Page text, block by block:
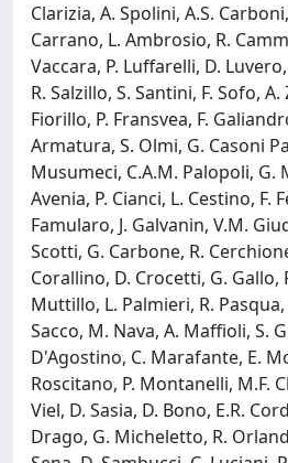
Clarizia, A. Spolini, A.S.
Carrano, L. Ambrosio, R.
Vaccara, P. Luffarelli, D.
R. Salzillo, S. Santini, F. Sofo,
Fiorillo, P. Fransvea, F.
Armatura, S. Olmi, G. Casoni
Musumeci, C.A.M. Palopoli, G.
Avenia, P. Cianci, L. Cestino, F.
Famularo, J. Galvanin, V.M.
Scotti, G. Carbone, R.
Corallino, D. Crocetti, G. Gallo,
Muttillo, L. Palmieri, R.
Sacco, M. Nava, A. Maffioli, S.
D'Agostino, C. Marafante, E.
Roscitano, P. Montanelli, M.F.
Viel, D. Sasia, D. Bono, E.R.
Drago, G. Micheletto, R.